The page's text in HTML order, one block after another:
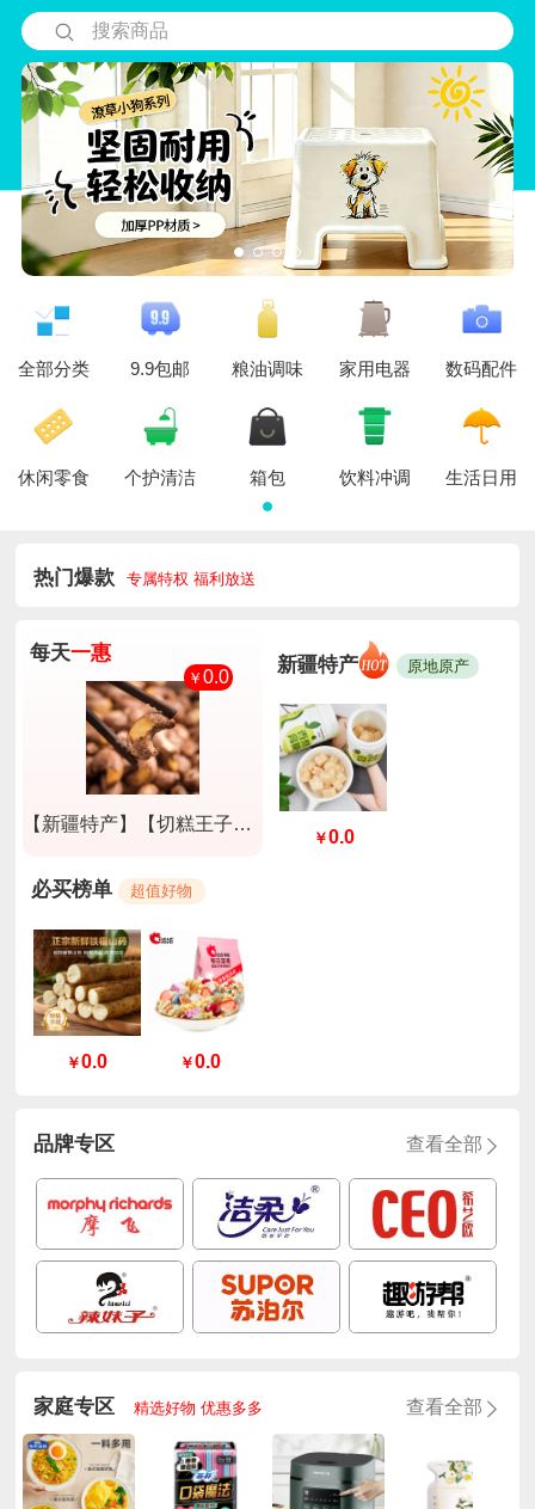
搜索商品
全部分类 9.9包邮 粮油调味 家用电器 数码配件
休闲零食 个护清洁 箱包 饮料冲调 生活日用
热门爆款 专属特权 福利放送
每天一惠
￥ 0.0
【新疆特产】【切糕王子】A180紫衣腰果淡盐味250g*2盒
新疆特产 原地原产
￥0.0
必买榜单 超值好物
￥0.0 ￥0.0
品牌专区 查看全部
家庭专区 精选好物 优惠多多 查看全部